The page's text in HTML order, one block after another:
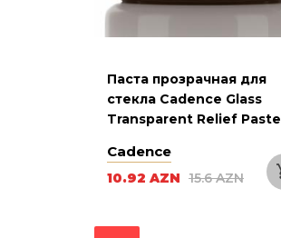
Паста прозрачная для
стекла Cadence Glass
Transparent Relief Paste
мл
Cadence
10.92 AZN 15.6 AZN